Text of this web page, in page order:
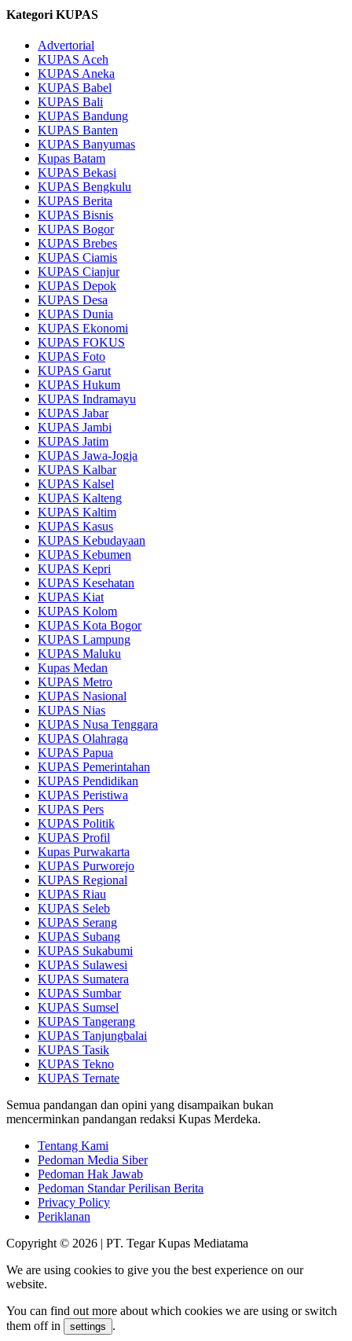
Kategori KUPAS
Advertorial
KUPAS Aceh
KUPAS Aneka
KUPAS Babel
KUPAS Bali
KUPAS Bandung
KUPAS Banten
KUPAS Banyumas
Kupas Batam
KUPAS Bekasi
KUPAS Bengkulu
KUPAS Berita
KUPAS Bisnis
KUPAS Bogor
KUPAS Brebes
KUPAS Ciamis
KUPAS Cianjur
KUPAS Depok
KUPAS Desa
KUPAS Dunia
KUPAS Ekonomi
KUPAS FOKUS
KUPAS Foto
KUPAS Garut
KUPAS Hukum
KUPAS Indramayu
KUPAS Jabar
KUPAS Jambi
KUPAS Jatim
KUPAS Jawa-Jogja
KUPAS Kalbar
KUPAS Kalsel
KUPAS Kalteng
KUPAS Kaltim
KUPAS Kasus
KUPAS Kebudayaan
KUPAS Kebumen
KUPAS Kepri
KUPAS Kesehatan
KUPAS Kiat
KUPAS Kolom
KUPAS Kota Bogor
KUPAS Lampung
KUPAS Maluku
Kupas Medan
KUPAS Metro
KUPAS Nasional
KUPAS Nias
KUPAS Nusa Tenggara
KUPAS Olahraga
KUPAS Papua
KUPAS Pemerintahan
KUPAS Pendidikan
KUPAS Peristiwa
KUPAS Pers
KUPAS Politik
KUPAS Profil
Kupas Purwakarta
KUPAS Purworejo
KUPAS Regional
KUPAS Riau
KUPAS Seleb
KUPAS Serang
KUPAS Subang
KUPAS Sukabumi
KUPAS Sulawesi
KUPAS Sumatera
KUPAS Sumbar
KUPAS Sumsel
KUPAS Tangerang
KUPAS Tanjungbalai
KUPAS Tasik
KUPAS Tekno
KUPAS Ternate
Semua pandangan dan opini yang disampaikan bukan
mencerminkan pandangan redaksi Kupas Merdeka.
Tentang Kami
Pedoman Media Siber
Pedoman Hak Jawab
Pedoman Standar Perilisan Berita
Privacy Policy
Periklanan
Copyright © 2026 | PT. Tegar Kupas Mediatama
We are using cookies to give you the best experience on our
website.
You can find out more about which cookies we are using or switch
them off in
settings .